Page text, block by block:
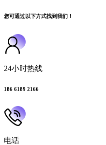
您可通过以下方式找到我们！
24小时热线
186 6189 2166
电话